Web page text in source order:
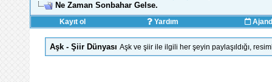
Ne Zaman Sonbahar Gelse.
Kayıt ol Yardım
Aşk - Şiir Dünyası Aşk ve şiir ile ilgili her şeyin paylaşıldığı,